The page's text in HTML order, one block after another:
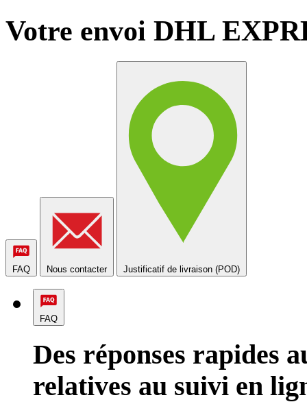
Votre envoi DHL
FAQ Nous contacter Justificatif de livraison (POD)
FAQ
Des réponses rapides
relatives au suivi en